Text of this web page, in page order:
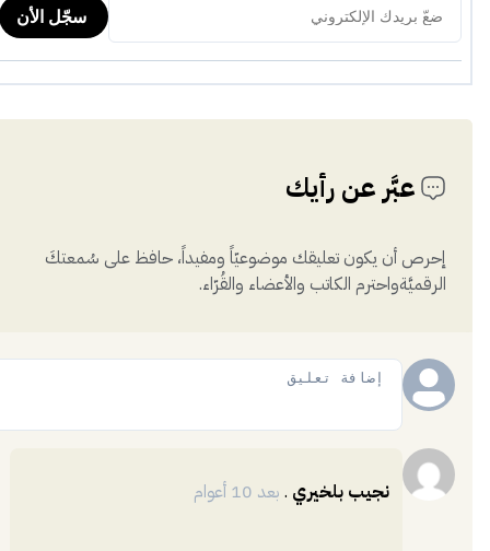
عبَّر عن رأيك
إحرص أن يكون تعليقك موضوعيّاً ومفيداً، حافظ على سُمعتكَ
الرقميَّةواحترم الكاتب والأعضاء والقُرّاء.
نجيب بلخيري . بعد 10 أعوام